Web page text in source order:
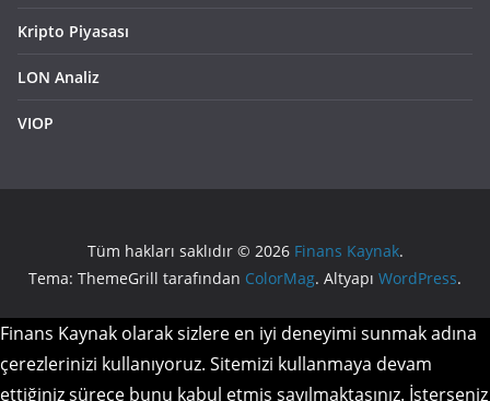
Kripto Piyasası
LON Analiz
VIOP
Tüm hakları saklıdır © 2026 Finans Kaynak.
Tema: ThemeGrill tarafından ColorMag. Altyapı WordPress.
Finans Kaynak olarak sizlere en iyi deneyimi sunmak adına
çerezlerinizi kullanıyoruz. Sitemizi kullanmaya devam
ettiğiniz sürece bunu kabul etmiş sayılmaktasınız. İsterseniz